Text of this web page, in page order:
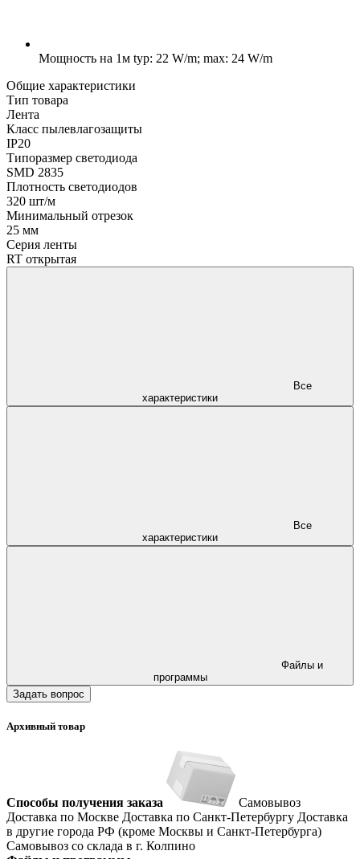
Мощность на 1м typ: 22 W/m; max: 24 W/m
Общие характеристики
Тип товара
Лента
Класс пылевлагозащиты
IP20
Типоразмер светодиода
SMD 2835
Плотность светодиодов
320 шт/м
Минимальный отрезок
25 мм
Серия ленты
RT открытая
характеристики
характеристики
программы
Задать вопрос
Архивный товар
Способы получения заказа
Самовывоз
Доставка по Москве Доставка по Санкт-Петербургу Доставка
в другие города РФ (кроме Москвы и Санкт-Петербурга)
Самовывоз со склада в г. Колпино